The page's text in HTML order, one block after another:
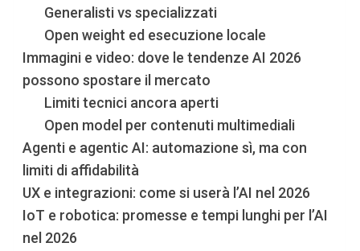
Generalisti vs specializzati
Open weight ed esecuzione locale
Immagini e video: dove le tendenze AI 2026
possono spostare il mercato
Limiti tecnici ancora aperti
Open model per contenuti multimediali
Agenti e agentic AI: automazione sì, ma con
limiti di affidabilità
UX e integrazioni: come si userà l’AI nel 2026
IoT e robotica: promesse e tempi lunghi per l’AI
nel 2026